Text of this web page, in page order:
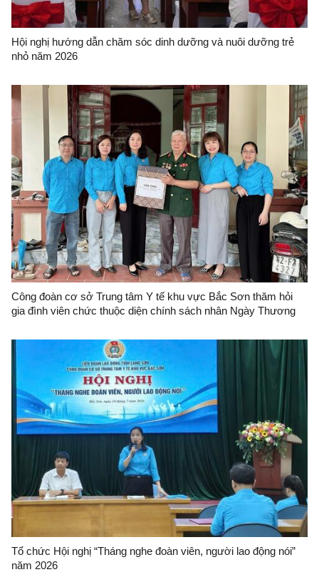
Hội nghị hướng dẫn chăm sóc dinh dưỡng và nuôi dưỡng trẻ
nhỏ năm 2026
Công đoàn cơ sở Trung tâm Y tế khu vực Bắc Sơn thăm hỏi
gia đình viên chức thuộc diện chính sách nhân Ngày Thương
Tổ chức Hội nghị “Tháng nghe đoàn viên, người lao động nói”
năm 2026